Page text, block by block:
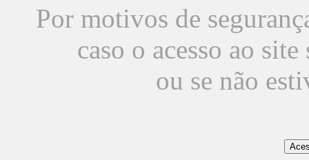
Por motivos de
caso o acesso ao
ou se não